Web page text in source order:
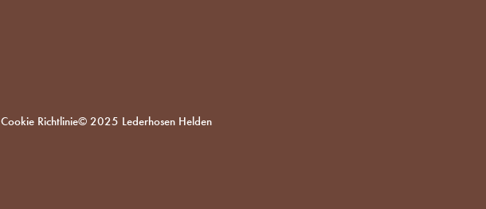
Cookie Richtlinie© 2025 Lederhosen Helden